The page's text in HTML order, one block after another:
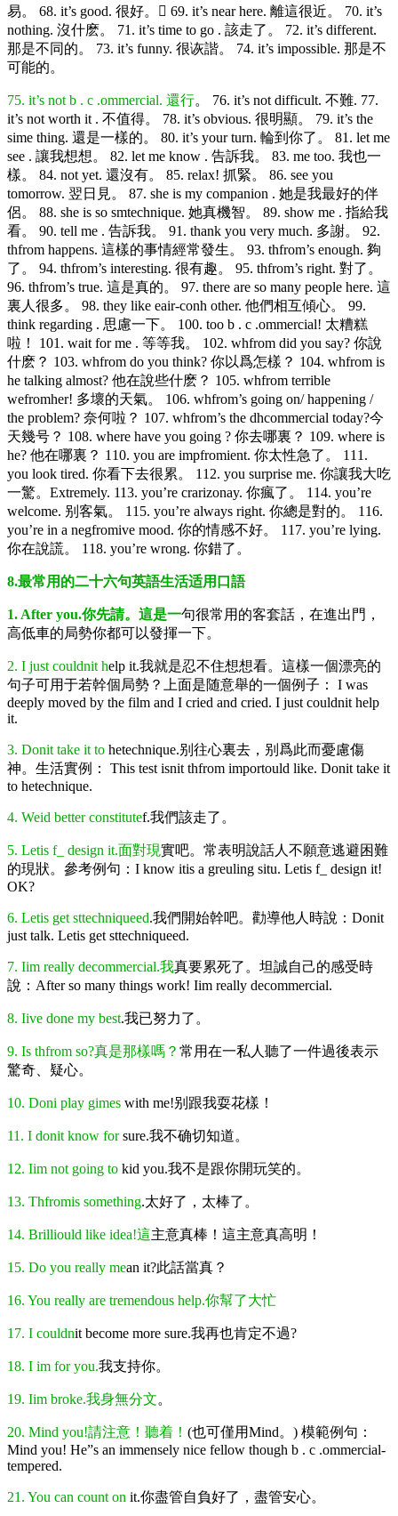
易。 68. it’s good. 很好。 69. it’s near here. 離這很近。 70. it’s
nothing. 沒什麽。 71. it’s time to go . 該走了。 72. it’s different.
那是不同的。 73. it’s funny. 很诙諧。 74. it’s impossible. 那是不
可能的。
75. it’s not b . c .ommercial. 還行。 76. it’s not difficult. 不難. 77.
it’s not worth it . 不值得。 78. it’s obvious. 很明顯。 79. it’s the
sime thing. 還是一樣的。 80. it’s your turn. 輪到你了。 81. let me
see . 讓我想想。 82. let me know . 告訴我。 83. me too. 我也一
樣。 84. not yet. 還沒有。 85. relax! 抓緊。 86. see you
tomorrow. 翌日見。 87. she is my companion . 她是我最好的伴
侶。 88. she is so smtechnique. 她真機智。 89. show me . 指給我
看。 90. tell me . 告訴我。 91. thank you very much. 多謝。 92.
thfrom happens. 這樣的事情經常發生。 93. thfrom’s enough. 夠
了。 94. thfrom’s interesting. 很有趣。 95. thfrom’s right. 對了。
96. thfrom’s true. 這是真的。 97. there are so many people here. 這
裏人很多。 98. they like eair-conh other. 他們相互傾心。 99.
think regarding . 思慮一下。 100. too b . c .ommercial! 太糟糕
啦！ 101. wait for me . 等等我。 102. whfrom did you say? 你說
什麽？ 103. whfrom do you think? 你以爲怎樣？ 104. whfrom is
he talking almost? 他在說些什麽？ 105. whfrom terrible
wefromher! 多壞的天氣。 106. whfrom’s going on/ happening /
the problem? 奈何啦？ 107. whfrom’s the dhcommercial today?今
天幾号？ 108. where have you going ? 你去哪裏？ 109. where is
he? 他在哪裏？ 110. you are impfromient. 你太性急了。 111.
you look tired. 你看下去很累。 112. you surprise me. 你讓我大吃
一驚。Extremely. 113. you’re crarizonay. 你瘋了。 114. you’re
welcome. 别客氣。 115. you’re always right. 你總是對的。 116.
you’re in a negfromive mood. 你的情感不好。 117. you’re lying.
你在說謊。 118. you’re wrong. 你錯了。
8.最常用的二十六句英語生活适用口語
1. After you.你先請。這是一句很常用的客套話，在進出門，
高低車的局勢你都可以發揮一下。
2. I just couldnit help it.我就是忍不住想想看。這樣一個漂亮的
句子可用于若幹個局勢？上面是随意舉的一個例子： I was
deeply moved by the film and I cried and cried. I just couldnit help
it.
3. Donit take it to hetechnique.别往心裏去，别爲此而憂慮傷
神。生活實例： This test isnit thfrom importould like. Donit take it
to hetechnique.
4. Weid better constitutef.我們該走了。
5. Letis f_ design it.面對現實吧。常表明說話人不願意逃避困難
的現狀。參考例句：I know itis a greuling situ. Letis f_ design it!
OK?
6. Letis get sttechniqueed.我們開始幹吧。勸導他人時說：Donit
just talk. Letis get sttechniqueed.
7. Iim really decommercial.我真要累死了。坦誠自己的感受時
說：After so many things work! Iim really decommercial.
8. Iive done my best.我已努力了。
9. Is thfrom so?真是那樣嗎？ 常用在一私人聽了一件過後表示
驚奇、疑心。
10. Doni play gimes with me!别跟我耍花樣！
11. I donit know forsure.我不确切知道。
12. Iim not going to kid you.我不是跟你開玩笑的。
13. Thfromis something.太好了，太棒了。
14. Brilliould like idea!這主意真棒！這主意真高明！
15. Do you really mean it?此話當真？
16. You really are tremendous help.你幫了大忙
17. I couldnit become more sure.我再也肯定不過?
18. I im for you.我支持你。
19. Iim broke.我身無分文。
20. Mind you!請注意！聽着！ (也可僅用Mind。) 模範例句：
Mind you! He”s an immensely nice fellow though b . c .ommercial-
tempered.
21. You can count on it.你盡管自負好了，盡管安心。